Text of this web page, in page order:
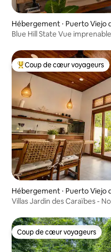
Hébergement ⋅ Puerto Viejo
Blue Hill State Vue
Coups de cœur voyageurs les
Coup de cœur voyageurs
Hébergement ⋅ Puerto Viejo
Villas Jardin des Caraïbes -
Coup de cœur voyageurs
Coup de cœur voyageurs